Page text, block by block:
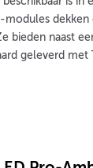
dekken
bieden naast
geleverd met